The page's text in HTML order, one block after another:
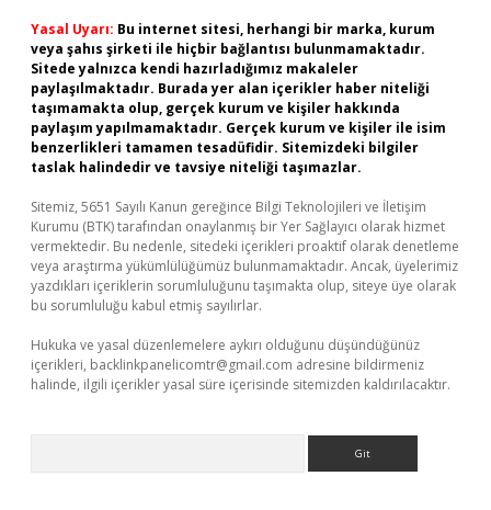
Yasal Uyarı: Bu internet sitesi, herhangi bir marka, kurum
veya şahıs şirketi ile hiçbir bağlantısı bulunmamaktadır.
Sitede yalnızca kendi hazırladığımız makaleler
paylaşılmaktadır. Burada yer alan içerikler haber niteliği
taşımamakta olup, gerçek kurum ve kişiler hakkında
paylaşım yapılmamaktadır. Gerçek kurum ve kişiler ile isim
benzerlikleri tamamen tesadüfidir. Sitemizdeki bilgiler
taslak halindedir ve tavsiye niteliği taşımazlar.
Sitemiz, 5651 Sayılı Kanun gereğince Bilgi Teknolojileri ve İletişim
Kurumu (BTK) tarafından onaylanmış bir Yer Sağlayıcı olarak hizmet
vermektedir. Bu nedenle, sitedeki içerikleri proaktif olarak denetleme
veya araştırma yükümlülüğümüz bulunmamaktadır. Ancak, üyelerimiz
yazdıkları içeriklerin sorumluluğunu taşımakta olup, siteye üye olarak
bu sorumluluğu kabul etmiş sayılırlar.
Hukuka ve yasal düzenlemelere aykırı olduğunu düşündüğünüz
içerikleri, backlinkpanelicomtr@gmail.com adresine bildirmeniz
halinde, ilgili içerikler yasal süre içerisinde sitemizden kaldırılacaktır.